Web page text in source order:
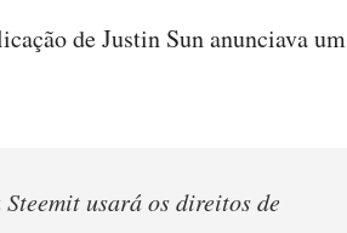
de Justin Sun anunciava um
usará os direitos de